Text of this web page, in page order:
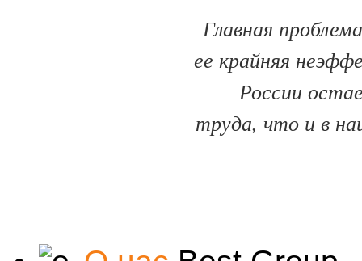
Главная
ее крайняя
России
труда, что и в